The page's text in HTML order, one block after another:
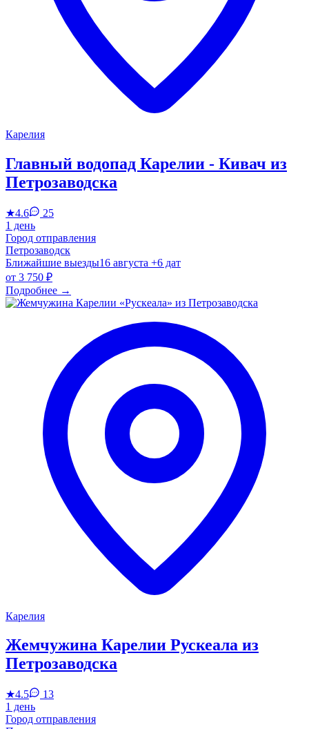
Карелия
Главный водопад Карелии - Кивач из
Петрозаводска
★4.6
25
1 день
Город отправления
Петрозаводск
Ближайшие выезды16 августа +6 дат
от 3 750 ₽
Подробнее →
Карелия
Жемчужина Карелии Рускеала из
Петрозаводска
★4.5
13
1 день
Город отправления